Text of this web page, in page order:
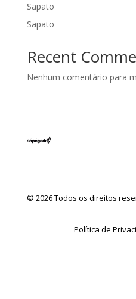
Sapato
Sapato
Recent
Nenhum comentário para
© 2026 Todos os direitos
Política de